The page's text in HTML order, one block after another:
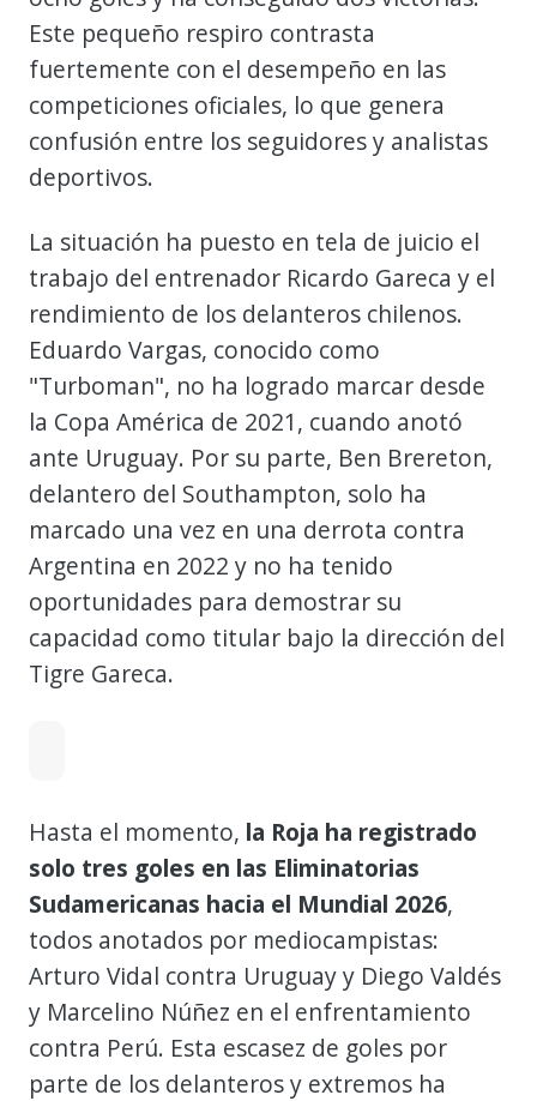
Este pequeño respiro contrasta
fuertemente con el desempeño en las
competiciones oficiales, lo que genera
confusión entre los seguidores y analistas
deportivos.
La situación ha puesto en tela de juicio el
trabajo del entrenador Ricardo Gareca y el
rendimiento de los delanteros chilenos.
Eduardo Vargas, conocido como
"Turboman", no ha logrado marcar desde
la Copa América de 2021, cuando anotó
ante Uruguay. Por su parte, Ben Brereton,
delantero del Southampton, solo ha
marcado una vez en una derrota contra
Argentina en 2022 y no ha tenido
oportunidades para demostrar su
capacidad como titular bajo la dirección del
Tigre Gareca.
Hasta el momento, la Roja ha registrado
solo tres goles en las Eliminatorias
Sudamericanas hacia el Mundial 2026,
todos anotados por mediocampistas:
Arturo Vidal contra Uruguay y Diego Valdés
y Marcelino Núñez en el enfrentamiento
contra Perú. Esta escasez de goles por
parte de los delanteros y extremos ha